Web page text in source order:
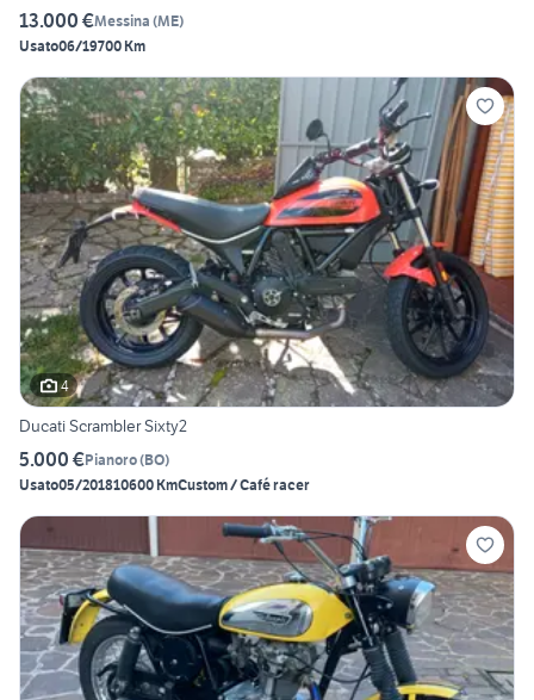
13.000 €Messina (ME)
Usato06/19700 Km
4
Ducati Scrambler Sixty2
5.000 €Pianoro(BO)
Usato05/201810600 KmCustom / Café racer